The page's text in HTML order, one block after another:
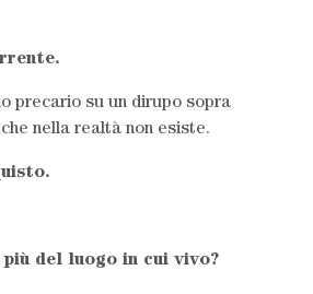
precario su un dirupo sopra
nella realtà non esiste.
più del luogo in cui vivo?